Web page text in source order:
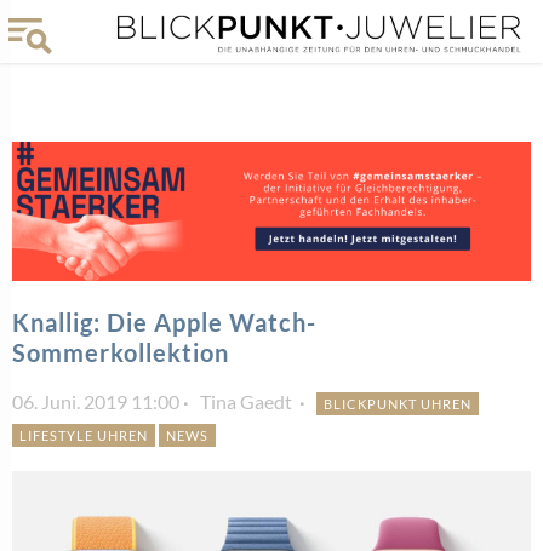
Knallig: Die Apple Watch-
Sommerkollektion
06. Juni. 2019 11:00 Tina Gaedt
BLICKPUNKT UHREN
LIFESTYLE UHREN
NEWS